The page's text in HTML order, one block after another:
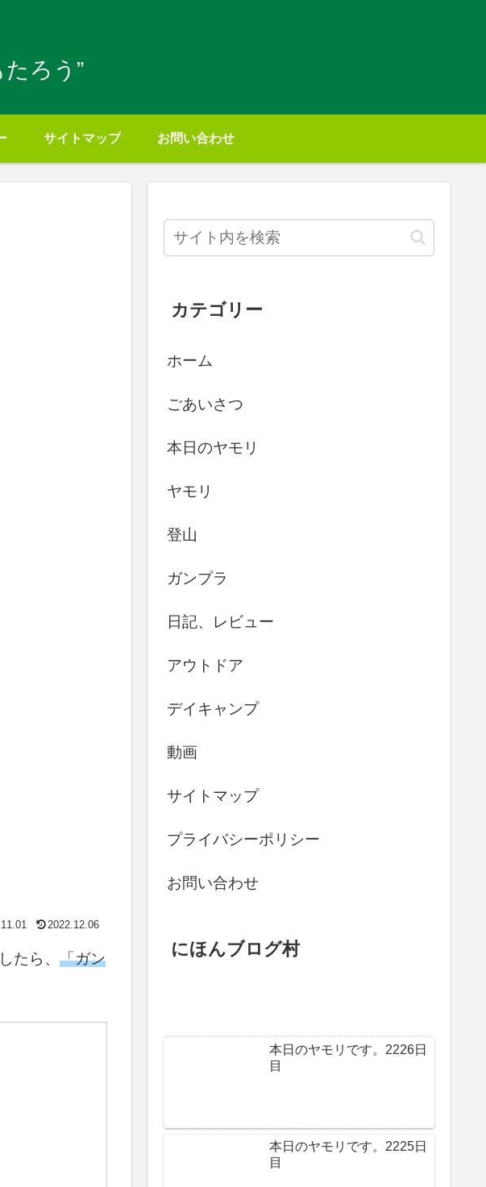
ろう”
サイトマップ お問い合わせ
2022.12.06
たら、 「ガン
カテゴリー
ホーム
ごあいさつ
本日のヤモリ
ヤモリ
登山
ガンプラ
日記、レビュー
アウトドア
デイキャンプ
動画
サイトマップ
プライバシーポリシー
お問い合わせ
にほんブログ村
本日のヤモリです。2226日
目
本日のヤモリです。2225日
目